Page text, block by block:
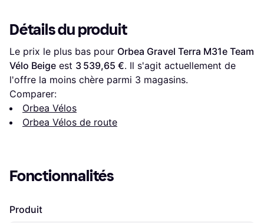
Détails du produit
Le prix le plus bas pour Orbea Gravel Terra M31e Team
Vélo Beige est 3 539,65 €. Il s'agit actuellement de
l'offre la moins chère parmi 3 magasins.
Comparer:
Orbea Vélos
Orbea Vélos de route
Fonctionnalités
Produit